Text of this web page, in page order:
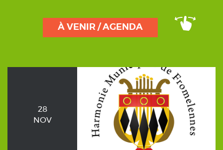
À VENIR / AGENDA
28
NOV